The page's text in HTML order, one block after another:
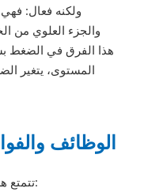
ولكنه فعال:
والجزء العلوي من
هذا الفرق في الضغط
المستوى، يتغير
الوظائف
تتمتع هذه الأجهزة المرسلة بالعديد من المزايا: